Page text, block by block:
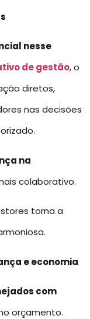
nesse
de gestão, o
diretos,
nas decisões
na
colaborativo.
torna a
e economia
com
orçamento.